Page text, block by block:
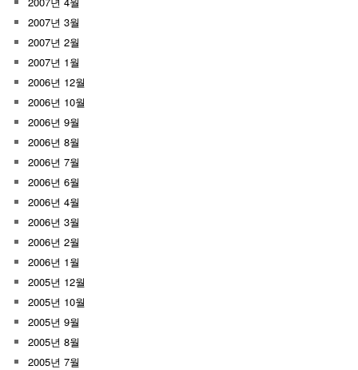
2007년 3월
2007년 2월
2007년 1월
2006년 12월
2006년 10월
2006년 9월
2006년 8월
2006년 7월
2006년 6월
2006년 4월
2006년 3월
2006년 2월
2006년 1월
2005년 12월
2005년 10월
2005년 9월
2005년 8월
2005년 7월